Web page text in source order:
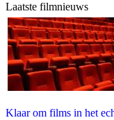
Laatste filmnieuws
Klaar om films in het